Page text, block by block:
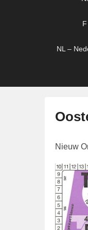
NL –
e
p
a
a
t
s
Nieuw